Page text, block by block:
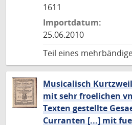
1611
Importdatum:
25.06.2010
Teil eines
Musicalisch
mit sehr froelichen
Texten gestellte
Curranten [...] mit